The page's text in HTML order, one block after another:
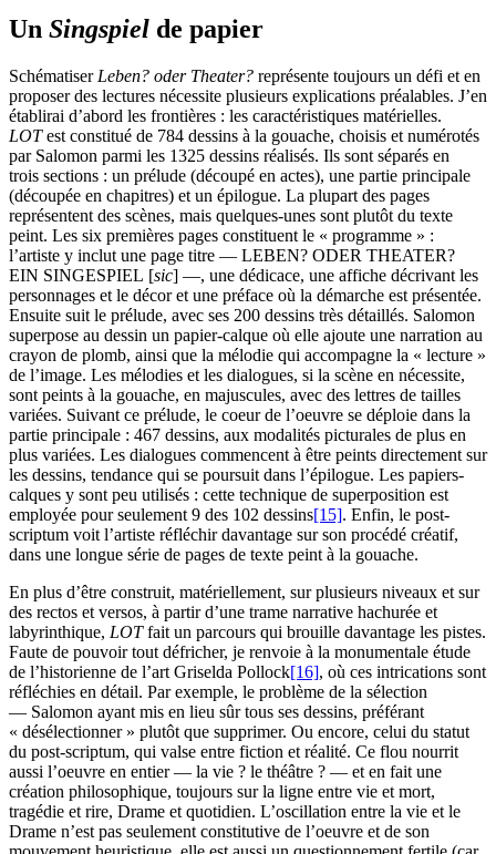
Un Singspiel de papier
Schématiser Leben? oder Theater? représente toujours un défi et en
proposer des lectures nécessite plusieurs explications préalables. J’en
établirai d’abord les frontières : les caractéristiques matérielles.
LOTest constitué de 784 dessins à la gouache, choisis et numérotés
par Salomon parmi les 1325 dessins réalisés. Ils sont séparés en
trois sections : un prélude (découpé en actes), une partie principale
(découpée en chapitres) et un épilogue. La plupart des pages
représentent des scènes, mais quelques-unes sont plutôt du texte
peint. Les six premières pages constituent le « programme » :
l’artiste y inclut une page titre — LEBEN? ODER THEATER?
EIN SINGESPIEL [sic] —, une dédicace, une affiche décrivant les
personnages et le décor et une préface où la démarche est présentée.
Ensuite suit le prélude, avec ses 200 dessins très détaillés. Salomon
superpose au dessin un papier-calque où elle ajoute une narration au
crayon de plomb, ainsi que la mélodie qui accompagne la « lecture »
de l’image. Les mélodies et les dialogues, si la scène en nécessite,
sont peints à la gouache, en majuscules, avec des lettres de tailles
variées. Suivant ce prélude, le coeur de l’oeuvre se déploie dans la
partie principale : 467 dessins, aux modalités picturales de plus en
plus variées. Les dialogues commencent à être peints directement sur
les dessins, tendance qui se poursuit dans l’épilogue. Les papiers-
calques y sont peu utilisés : cette technique de superposition est
employée pour seulement 9 des 102 dessins[15]. Enfin, le post-
scriptum voit l’artiste réfléchir davantage sur son procédé créatif,
dans une longue série de pages de texte peint à la gouache.
En plus d’être construit, matériellement, sur plusieurs niveaux et sur
des rectos et versos, à partir d’une trame narrative hachurée et
labyrinthique, LOTfait un parcours qui brouille davantage les pistes.
Faute de pouvoir tout défricher, je renvoie à la monumentale étude
de l’historienne de l’art Griselda Pollock[16], où ces intrications sont
réfléchies en détail. Par exemple, le problème de la sélection
— Salomon ayant mis en lieu sûr tous ses dessins, préférant
« désélectionner » plutôt que supprimer. Ou encore, celui du statut
du post-scriptum, qui valse entre fiction et réalité. Ce flou nourrit
aussi l’oeuvre en entier — la vie ? le théâtre ? — et en fait une
création philosophique, toujours sur la ligne entre vie et mort,
tragédie et rire, Drame et quotidien. L’oscillation entre la vie et le
Drame n’est pas seulement constitutive de l’oeuvre et de son